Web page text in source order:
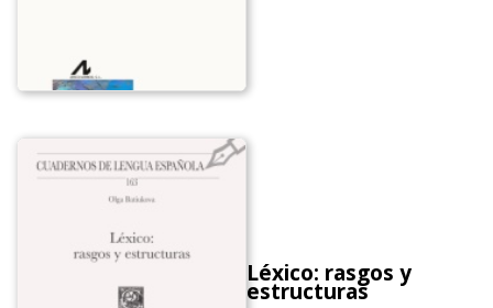
Léxico: rasgos y
estructuras